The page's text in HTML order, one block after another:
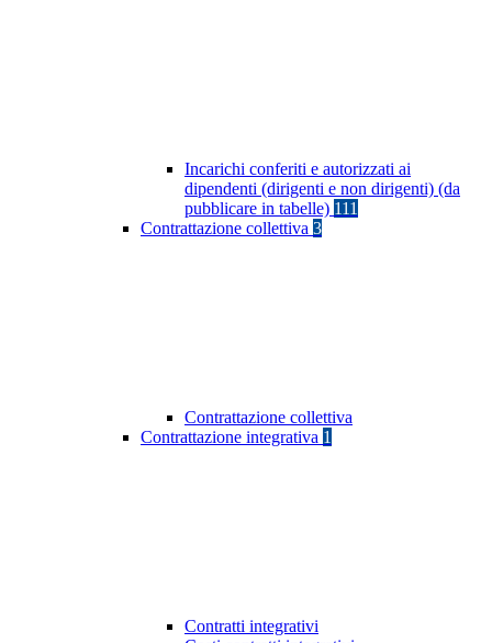
Incarichi conferiti e autorizzati ai
dipendenti (dirigenti e non dirigenti) (da
pubblicare in tabelle) 111
Contrattazione collettiva 3
Contrattazione collettiva
Contrattazione integrativa 1
Contratti integrativi